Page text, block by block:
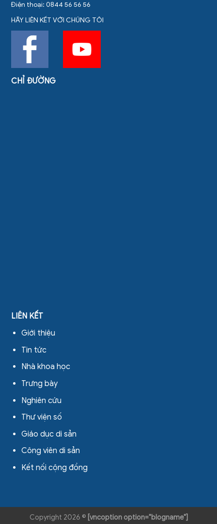
Điện thoại: 0844 56 56 56
HÃY LIÊN KẾT VỚI CHÚNG TÔI
CHỈ ĐƯỜNG
LIÊN KẾT
Giới thiệu
Tin tức
Nhà khoa học
Trưng bày
Nghiên cứu
Thư viện số
Giáo dục di sản
Công viên di sản
Kết nối cộng đồng
Copyright 2026 © [vncoption option="blogname"]